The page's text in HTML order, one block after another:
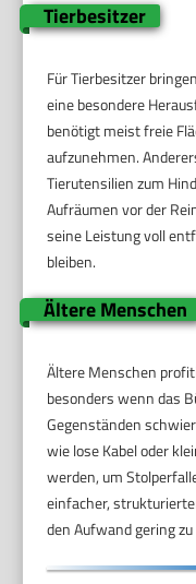
Tierbesitzer
Für Tierbesitzer
eine besondere
benötigt meist freie
aufzunehmen.
Tierutensilien zum
Aufräumen vor der
seine Leistung voll
bleiben.
Ältere Menschen
Ältere Menschen
besonders wenn das
Gegenständen
wie lose Kabel oder
werden, um
einfacher,
den Aufwand gering